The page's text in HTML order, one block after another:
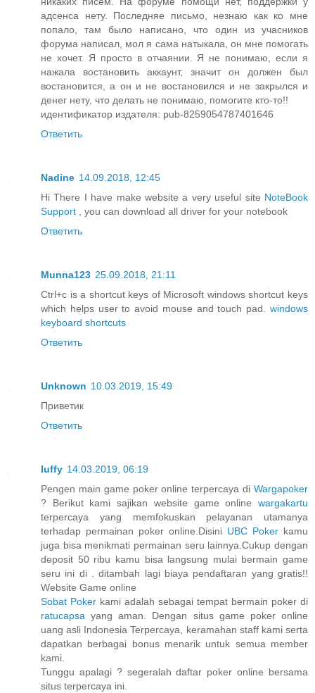
адсенса нету. Последняе письмо, незнаю как ко мне
попало, там было написано, что один из учасников
форума написал, мол я сама натыкала, он мне помогать
не хочет. Я просто в отчаянии. Я не понимаю, если я
нажала востановить аккаунт, значит он должен был
востановится, а он и не востановился и не закрылся и
денег нету, что делать не понимаю, помогите кто-то!!
идентификатор издателя: pub-8259054787401646
Ответить
Nadine 14.09.2018, 12:45
Hi There I have make website a very useful site NoteBook
Support , you can download all driver for your notebook
Ответить
Munna123 25.09.2018, 21:11
Ctrl+c is a shortcut keys of Microsoft windows shortcut keys
which helps user to avoid mouse and touch pad. windows
keyboard shortcuts
Ответить
Unknown 10.03.2019, 15:49
Приветик
Ответить
luffy 14.03.2019, 06:19
Pengen main game poker online terpercaya di Wargapoker
? Berikut kami sajikan website game online wargakartu
terpercaya yang memfokuskan pelayanan utamanya
terhadap permainan poker online.Disini UBC Poker kamu
juga bisa menikmati permainan seru lainnya.Cukup dengan
deposit 50 ribu kamu bisa langsung mulai bermain game
seru ini di . ditambah lagi biaya pendaftaran yang gratis!!
Website Game online
Sobat Poker kami adalah sebagai tempat bermain poker di
ratucapsa yang aman. Dengan situs game poker online
uang asli Indonesia Terpercaya, keramahan staff kami serta
dapatkan berbagai bonus menarik untuk semua member
kami.
Tunggu apalagi ? segeralah daftar poker online bersama
situs terpercaya ini.